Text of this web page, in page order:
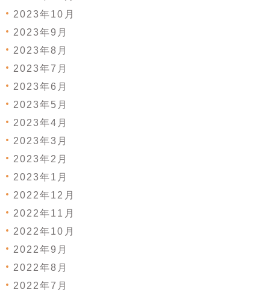
2023年10月
2023年9月
2023年8月
2023年7月
2023年6月
2023年5月
2023年4月
2023年3月
2023年2月
2023年1月
2022年12月
2022年11月
2022年10月
2022年9月
2022年8月
2022年7月